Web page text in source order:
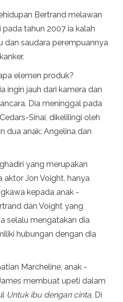
Bertrand melawan
tahun 2007 ia kalah
dan saudara perempuannya
elemen produk?
ingin jauh dari kamera dan
Dia meninggal pada
Sinai, dikelilingi oleh
dua anak: Angelina dan
yang merupakan
aktor Jon Voight, hanya
kepada anak -
dan Voight yang
selalu mengatakan dia
hubungan dengan dia
Marcheline, anak -
membuat upeti dalam
Untuk ibu dengan cinta , Di